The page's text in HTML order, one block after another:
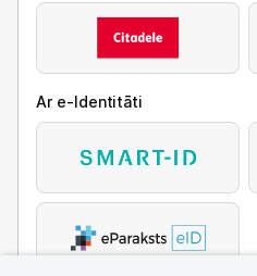
Ar e-Identitāti